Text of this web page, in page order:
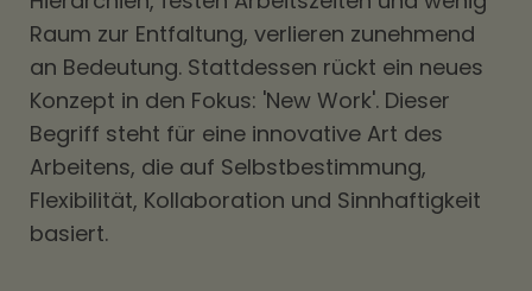
Raum zur Entfaltung, verlieren zunehmend
an Bedeutung. Stattdessen rückt ein neues
Konzept in den Fokus: 'New Work'. Dieser
Begriff steht für eine innovative Art des
Arbeitens, die auf Selbstbestimmung,
Flexibilität, Kollaboration und Sinnhaftigkeit
basiert.